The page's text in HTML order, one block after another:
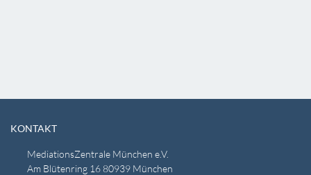
KONTAKT
MediationsZentrale München e.V.
Am Blütenring 16 80939 München